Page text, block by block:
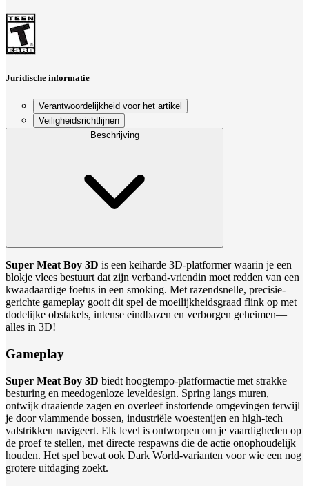
Juridische informatie
Verantwoordelijkheid voor het artikel
Veiligheidsrichtlijnen
Beschrijving
Super Meat Boy 3D is een keiharde 3D-platformer waarin je een
blokje vlees bestuurt dat zijn verband-vriendin moet redden van een
kwaadaardige foetus in een smoking. Met razendsnelle, precisie-
gerichte gameplay gooit dit spel de moeilijkheidsgraad flink op met
dodelijke obstakels, intense eindbazen en verborgen geheimen—
alles in 3D!
Gameplay
Super Meat Boy 3D biedt hoogtempo-platformactie met strakke
besturing en meedogenloze leveldesign. Spring langs muren,
ontwijk draaiende zagen en overleef instortende omgevingen terwijl
je door vlammende bossen, industriële woestenijen en high-tech
valstrikken navigeert. Elk level is ontworpen om je vaardigheden op
de proef te stellen, met directe respawns die de actie onophoudelijk
houden. Het spel bevat ook Dark World-varianten voor wie een nog
grotere uitdaging zoekt.